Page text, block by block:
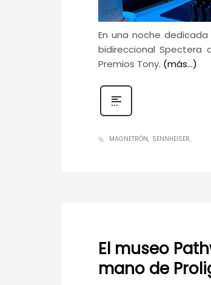
En una noche
bidireccional Spectera
Premios Tony. (más…)
MAGNETRÓN SENNHEISER
El museo
mano de